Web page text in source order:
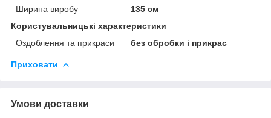
Ширина виробу
135 см
Користувальницькі характеристики
Оздоблення та прикраси
без обробки і прикрас
Приховати
Умови доставки